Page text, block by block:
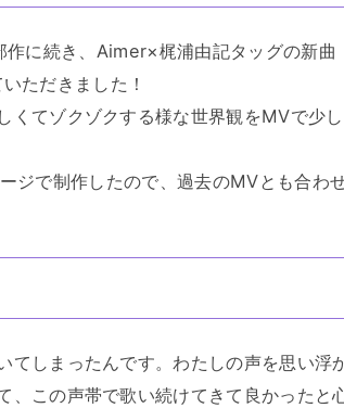
に続き、Aimer×梶浦由記タッグの新曲
ただきました！
くてゾクゾクする様な世界観をMVで少
ジで制作したので、過去のMVとも合わ
てしまったんです。わたしの声を思い浮
、この声帯で歌い続けてきて良かったと